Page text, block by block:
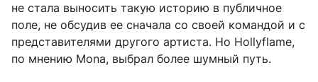
не стала выносить такую историю в публичное
поле, не обсудив ее сначала со своей командой и с
представителями другого артиста. Но Hollyflame,
по мнению Mona, выбрал более шумный путь.